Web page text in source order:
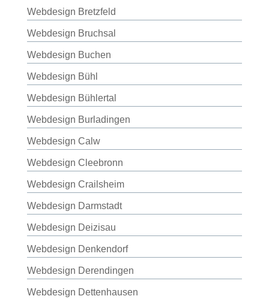
Webdesign Bretzfeld
Webdesign Bruchsal
Webdesign Buchen
Webdesign Bühl
Webdesign Bühlertal
Webdesign Burladingen
Webdesign Calw
Webdesign Cleebronn
Webdesign Crailsheim
Webdesign Darmstadt
Webdesign Deizisau
Webdesign Denkendorf
Webdesign Derendingen
Webdesign Dettenhausen